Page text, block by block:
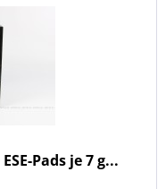
Pads je 7 g...